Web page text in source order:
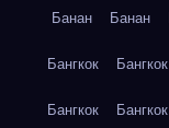
Банан Банан
Бангкок Бангкок
Бангкок Бангкок